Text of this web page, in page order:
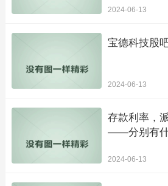
2024-06-13
宝德科技股
2024-06-13
存款利率，
——分别有
2024-06-13